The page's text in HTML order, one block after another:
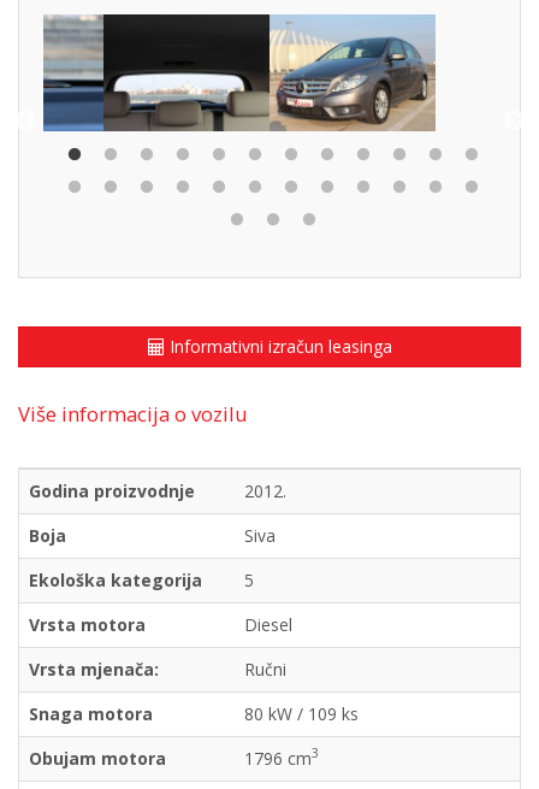
Informativni izračun leasinga
Više informacija o vozilu
Godina proizvodnje
2012.
Boja
Siva
Ekološka kategorija
5
Vrsta motora
Diesel
Vrsta mjenača:
Ručni
Snaga motora
80 kW / 109 ks
Obujam motora
1796 cm3